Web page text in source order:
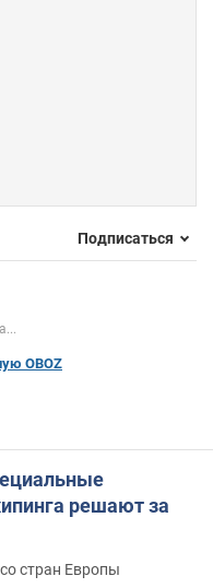
Подписаться
OBOZ
решают за
стран Европы